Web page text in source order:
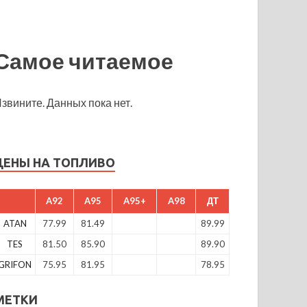
читаемое
Данных пока нет.
НА ТОПЛИВО
A92 A95 A95+ A98 ДТ
ATAN 77.99 81.49
89.99
TES
81.50 85.90
89.90
75.95 81.95 78.95